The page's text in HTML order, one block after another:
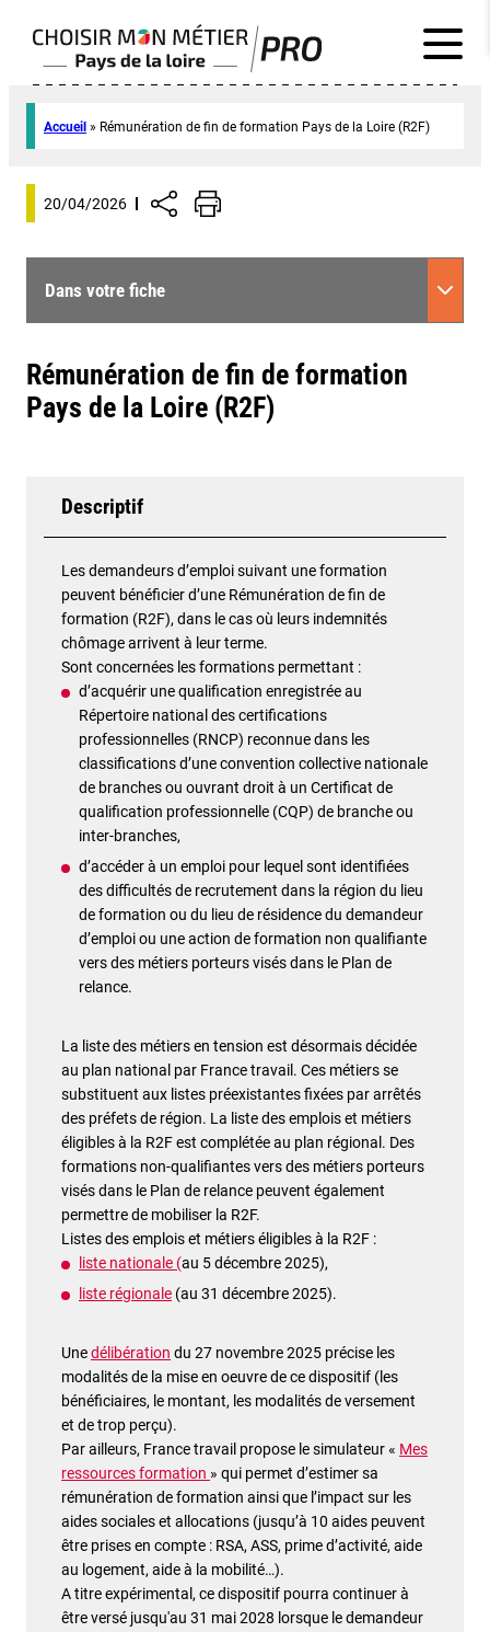
Accueil » Rémunération de fin de formation Pays de la Loire (R2F)
20/04/2026
Dans votre fiche
Rémunération de fin de formation
Pays de la Loire (R2F)
Descriptif
Les demandeurs d’emploi suivant une formation
peuvent bénéficier d’une Rémunération de fin de
formation (R2F), dans le cas où leurs indemnités
chômage arrivent à leur terme.
Sont concernées les formations permettant :
d’acquérir une qualification enregistrée au
Répertoire national des certifications
professionnelles (RNCP) reconnue dans les
classifications d’une convention collective nationale
de branches ou ouvrant droit à un Certificat de
qualification professionnelle (CQP) de branche ou
inter-branches,
d’accéder à un emploi pour lequel sont identifiées
des difficultés de recrutement dans la région du lieu
de formation ou du lieu de résidence du demandeur
d’emploi ou une action de formation non qualifiante
vers des métiers porteurs visés dans le Plan de
relance.
La liste des métiers en tension est désormais décidée
au plan national par France travail. Ces métiers se
substituent aux listes préexistantes fixées par arrêtés
des préfets de région. La liste des emplois et métiers
éligibles à la R2F est complétée au plan régional. Des
formations non-qualifiantes vers des métiers porteurs
visés dans le Plan de relance peuvent également
permettre de mobiliser la R2F.
Listes des emplois et métiers éligibles à la R2F :
liste nationale (au 5 décembre 2025),
liste régionale (au 31 décembre 2025).
Unedélibération du 27 novembre 2025 précise les
modalités de la mise en oeuvre de ce dispositif (les
bénéficiaires, le montant, les modalités de versement
et de trop perçu).
Par ailleurs, France travail propose le simulateur « Mes
ressources formation » qui permet d’estimer sa
rémunération de formation ainsi que l’impact sur les
aides sociales et allocations (jusqu’à 10 aides peuvent
être prises en compte : RSA, ASS, prime d’activité, aide
au logement, aide à la mobilité…).
A titre expérimental, ce dispositif pourra continuer à
être versé jusqu'au 31 mai 2028 lorsque le demandeur